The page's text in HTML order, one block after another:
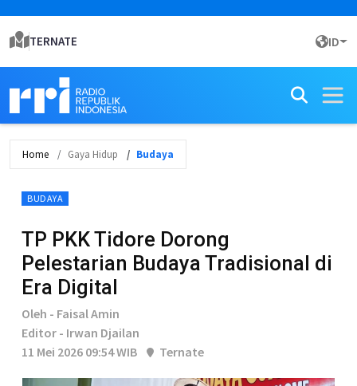
TERNATE ID
Home Gaya Hidup Budaya
BUDAYA
TP PKK Tidore Dorong
Pelestarian Budaya Tradisional di
Era Digital
Oleh - Faisal Amin
Editor - Irwan Djailan
11 Mei 2026 09:54 WIB
Ternate